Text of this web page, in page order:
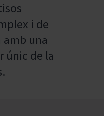
i de
una
únic de la